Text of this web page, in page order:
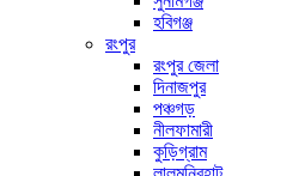
হবিগঞ্জ
রংপুর
রংপুর জেলা
দিনাজপুর
পঞ্চগড়
নীলফামারী
কুড়িগ্রাম